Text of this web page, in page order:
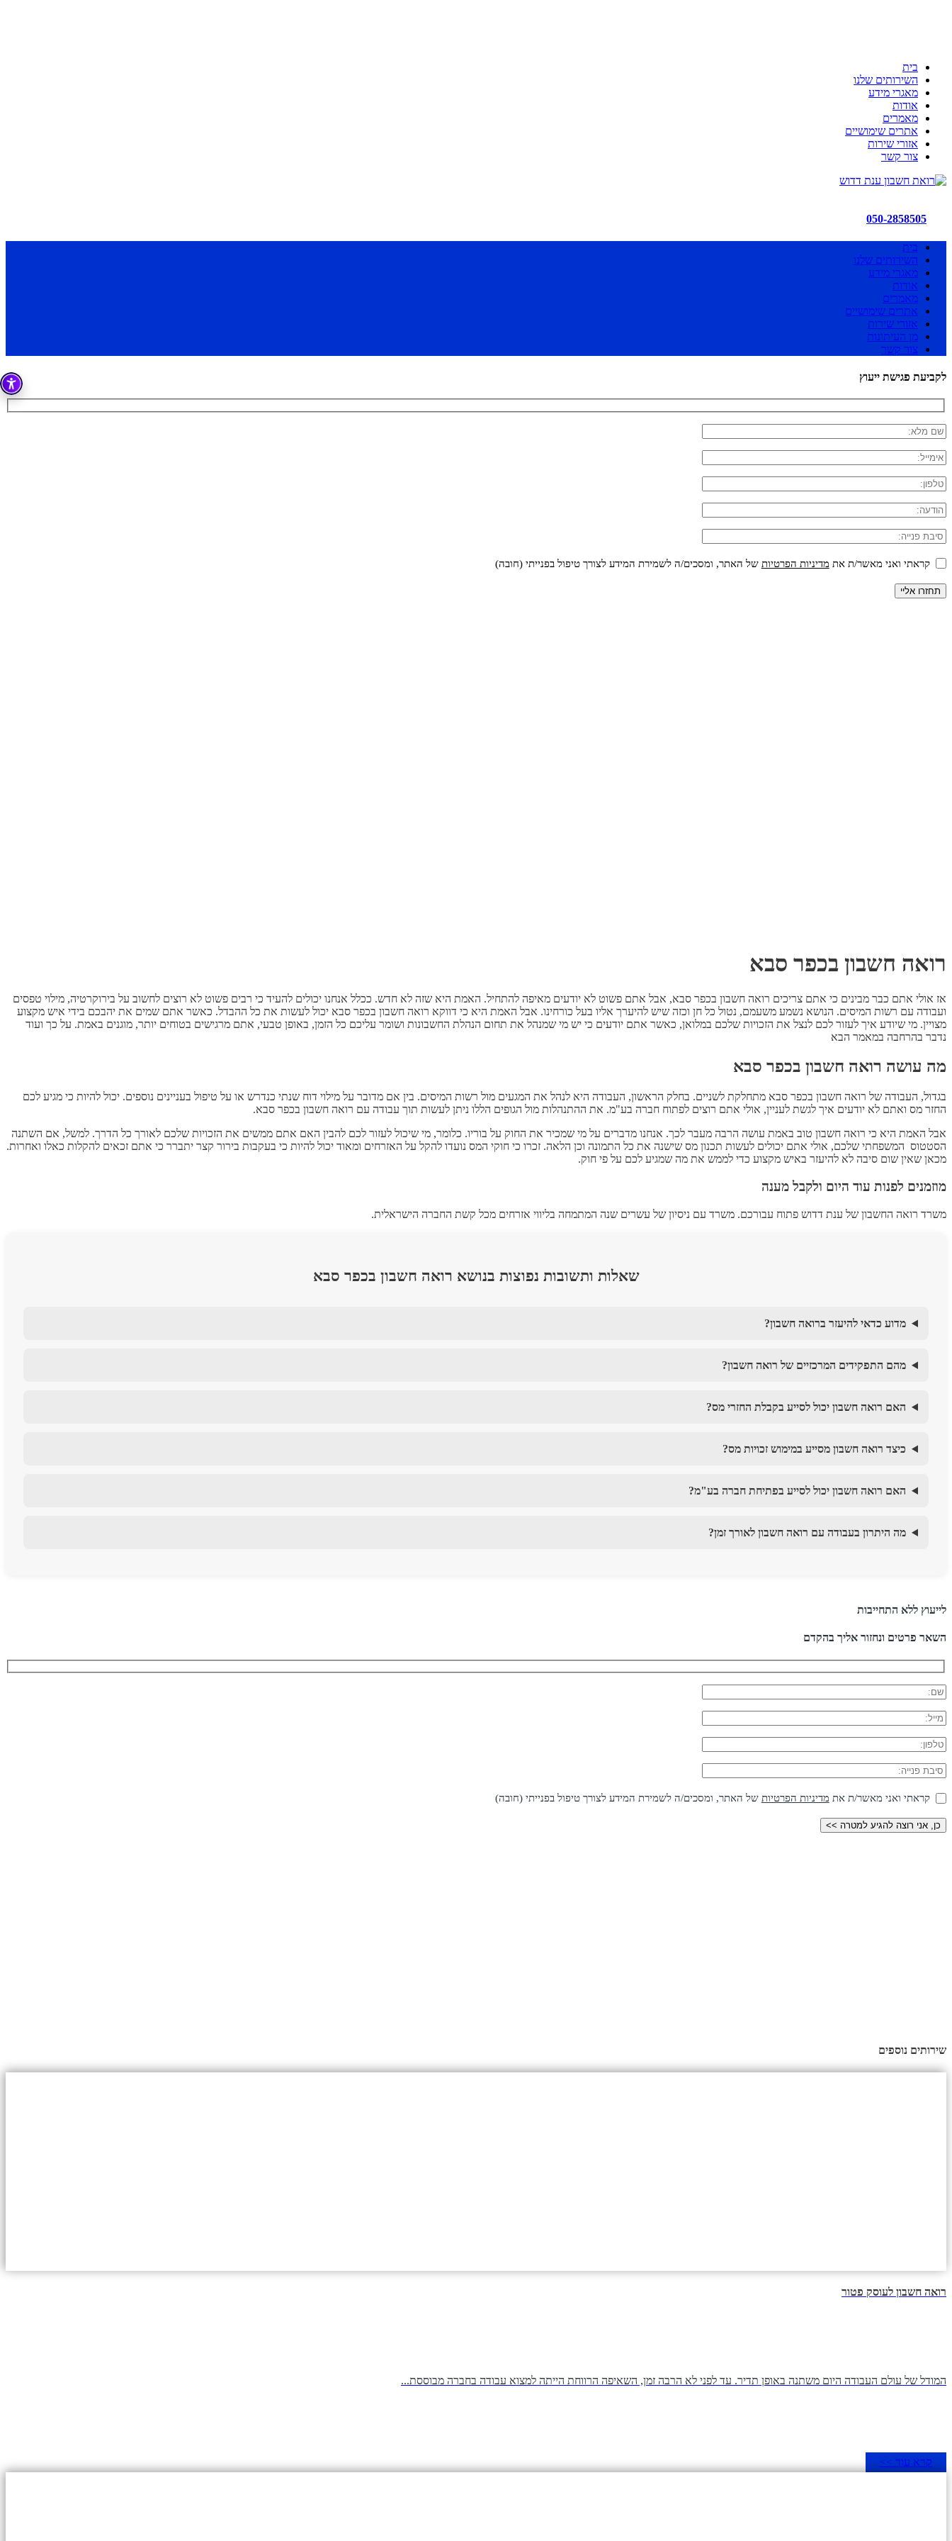
בית
השירותים שלנו
מאגרי מידע
אודות
מאמרים
אתרים שימושיים
אזורי שירות
צור קשר
050-2858505
בית
השירותים שלנו
מאגרי מידע
אודות
מאמרים
אתרים שימושיים
אזורי שירות
מן העיתונות
צור קשר
לקביעת פגישת ייעוץ
קראתי ואני מאשר/ת את מדיניות הפרטיות של האתר, ומסכים/ה לשמירת המידע לצורך טיפול בפנייתי (חובה)
רואה חשבון בכפר סבא
אז אולי אתם כבר מבינים כי אתם צריכים רואה חשבון בכפר סבא, אבל אתם פשוט לא יודעים מאיפה להתחיל. האמת היא שזה לא חדש. ככלל אנחנו יכולים להעיד כי רבים פשוט לא רוצים לחשוב על בירוקרטיה, מילוי טפסים
ועבודה עם רשות המיסים. הנושא נשמע משעמם, נטול כל חן וכזה שיש להיערך אליו בעל כורחינו. אבל האמת היא כי דווקא רואה חשבון בכפר סבא יכול לעשות את כל ההבדל. כאשר אתם שמים את יהבכם בידי איש מקצוע
מצויין. מי שיודע איך לעזור לכם לנצל את הזכויות שלכם במלואן, כאשר אתם יודעים כי יש מי שמנהל את תחום הנהלת החשבונות ושומר עליכם כל הזמן, באופן טבעי, אתם מרגישים בטוחים יותר, מוגנים באמת. על כך ועוד
נדבר בהרחבה במאמר הבא
מה עושה רואה חשבון בכפר סבא
בגדול, העבודה של רואה חשבון בכפר סבא מתחלקת לשניים. בחלק הראשון, העבודה היא לנהל את המגעים מול רשות המיסים. בין אם מדובר על מילוי דוח שנתי כנדרש או על טיפול בעניינים נוספים. יכול להיות כי מגיע לכם
החזר מס ואתם לא יודעים איך לגשת לעניין, אולי אתם רוצים לפתוח חברה בע"מ. את ההתנהלות מול הגופים הללו ניתן לעשות תוך עבודה עם רואה חשבון בכפר סבא.
אבל האמת היא כי רואה חשבון טוב באמת עושה הרבה מעבר לכך. אנחנו מדברים על מי שמכיר את החוק על בוריו. כלומר, מי שיכול לעזור לכם להבין האם אתם ממשים את הזכויות שלכם לאורך כל הדרך. למשל, אם השתנה
הסטטוס המשפחתי שלכם, אולי אתם יכולים לעשות תכנון מס שישנה את כל התמונה וכן הלאה. זכרו כי חוקי המס נועדו להקל על האזרחים ומאוד יכול להיות כי בעקבות בירור קצר יתברר כי אתם זכאים להקלות כאלו ואחרות.
מכאן שאין שום סיבה לא להיעזר באיש מקצוע כדי לממש את מה שמגיע לכם על פי חוק.
מוזמנים לפנות עוד היום ולקבל מענה
משרד רואה החשבון של ענת דדוש פתוח עבורכם. משרד עם ניסיון של עשרים שנה המתמחה בליווי אזרחים מכל קשת החברה הישראלית.
שאלות ותשובות נפוצות בנושא רואה חשבון בכפר סבא
מדוע כדאי להיעזר ברואה חשבון?
מהם התפקידים המרכזיים של רואה חשבון?
האם רואה חשבון יכול לסייע בקבלת החזרי מס?
כיצד רואה חשבון מסייע במימוש זכויות מס?
האם רואה חשבון יכול לסייע בפתיחת חברה בע"מ?
מה היתרון בעבודה עם רואה חשבון לאורך זמן?
לייעוץ ללא התחייבות
השאר פרטים ונחזור אליך בהקדם
קראתי ואני מאשר/ת את מדיניות הפרטיות של האתר, ומסכים/ה לשמירת המידע לצורך טיפול בפנייתי (חובה)
שירותים נוספים
רואה חשבון לעוסק פטור
המודל של עולם העבודה היום משתנה באופן תדיר. עד לפני לא הרבה זמן, השאיפה הרווחת הייתה למצוא עבודה בחברה מבוססת...
קרא עוד >>